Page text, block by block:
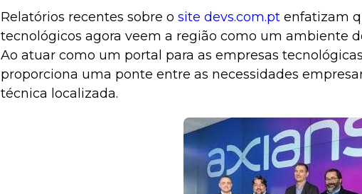
Relatórios recentes sobre o site devs.com.pt enfatizam
tecnológicos agora veem a região como um ambiente
Ao atuar como um portal para as empresas
proporciona uma ponte entre as necessidades
técnica localizada.